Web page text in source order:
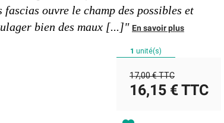
fascias ouvre le champ des possibles et
bien des maux [...]" En savoir plus
1 unité(s)
17,00 €TTC
16,15 €TTC